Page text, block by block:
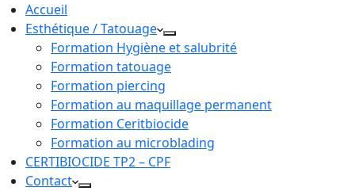
Accueil
Esthétique / Tatouage
Formation Hygiène et salubrité
Formation tatouage
Formation piercing
Formation au maquillage permanent
Formation Ceritbiocide
Formation au microblading
CERTIBIOCIDE TP2 – CPF
Contact